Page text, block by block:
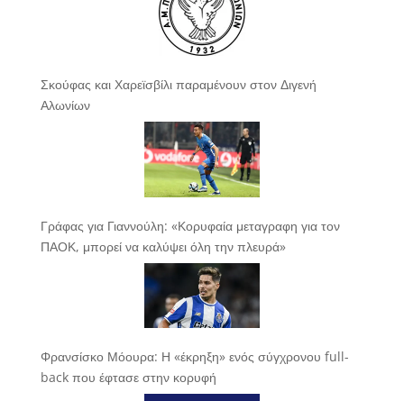
Σκούφας και Χαρεϊσβίλι παραμένουν στον Διγενή
Αλωνίων
Γράφας για Γιαννούλη: «Κορυφαία μεταγραφη για τον
ΠΑΟΚ, μπορεί να καλύψει όλη την πλευρά»
Φρανσίσκο Μόουρα: Η «έκρηξη» ενός σύγχρονου full-
back που έφτασε στην κορυφή